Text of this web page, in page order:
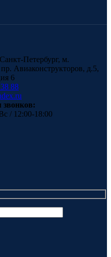
Петербург, м.
Авиаконструкторов, д.5,
6
88
звонков:
/ 12:00-18:00